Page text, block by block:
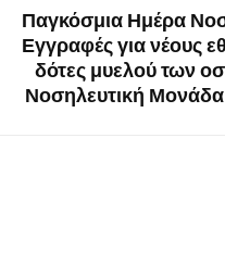
Παγκόσμια Ημέρα
Εγγραφές για νέους
δότες μυελού των
Νοσηλευτική